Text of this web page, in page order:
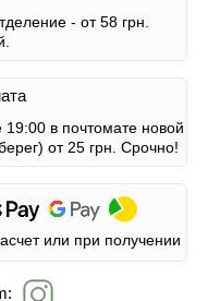
- от 58 грн.
19:00 в почтомате новой
от 25 грн. Срочно!
или при получении